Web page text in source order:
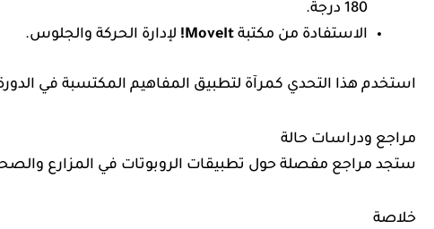
180 درجة.
الاستفادة من مكتبة MoveIt! لإدارة الحركة والجلوس.
استخدم هذا التحدي كمرآة لتطبيق المفاهيم المكتسبة في
مراجع ودراسات حالة
ستجد مراجع مفصلة حول تطبيقات الروبوتات في المزارع والصحة
خلاصة